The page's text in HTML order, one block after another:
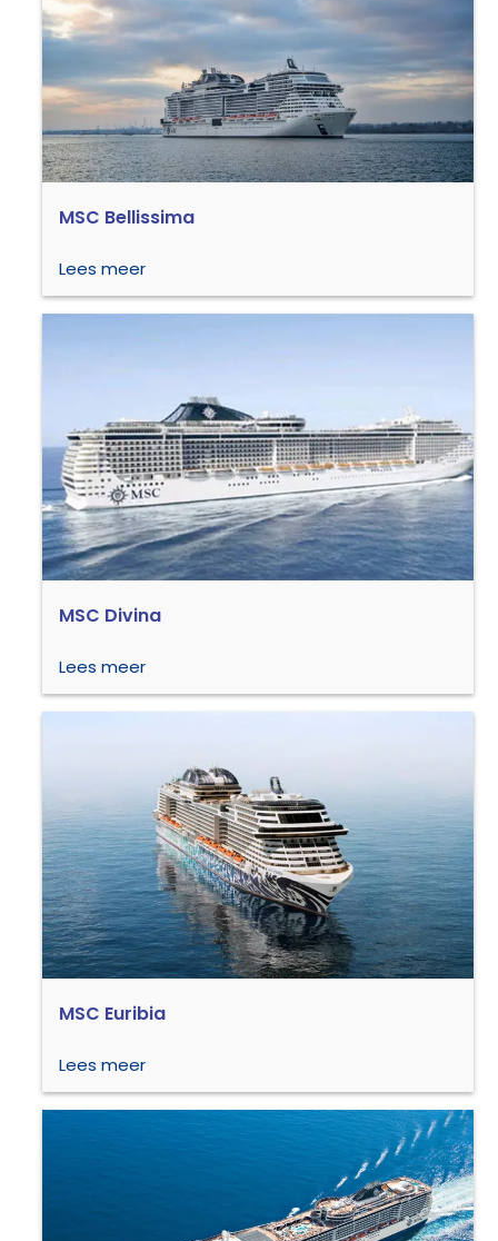
MSC Bellissima
Lees meer
MSC Divina
Lees meer
MSC Euribia
Lees meer